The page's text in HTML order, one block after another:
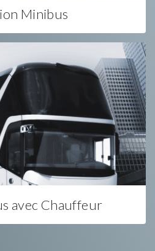
Minibus
avec Chauffeur